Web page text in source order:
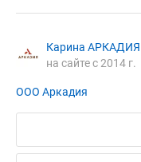
Карина АРКАДИЯ
на сайте с 2014 г.
ООО Аркадия